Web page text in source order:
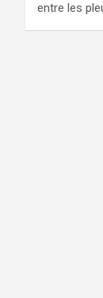
entre les